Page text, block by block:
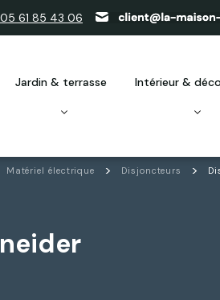
05 61 85 43 06
jardin & terrasse
intérieur &
Matériel électrique Disjoncteurs